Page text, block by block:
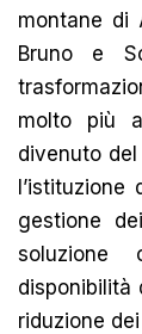
montane di
Bruno e
molto più
divenuto
l’istituzione
gestione
soluzione
disponibilità
riduzione